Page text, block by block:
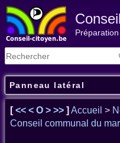
Panneau latéral
[<< < O > >> ] Accueil >
Conseil communal du